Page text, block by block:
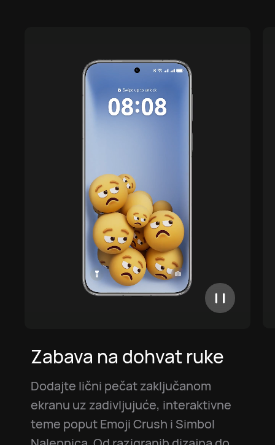
Zabava na dohvat ruke
Dodajte lični pečat zaključanom
ekranu uz zadivljujuće, interaktivne
teme poput Emoji Crush i Simbol